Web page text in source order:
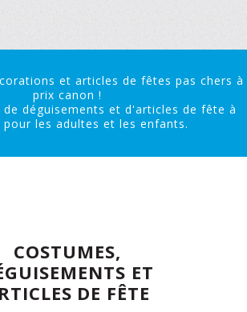
et articles de fêtes pas chers à
prix canon !
déguisements et d'articles de fête à
les adultes et les enfants.
COSTUMES,
ET
DE FÊTE